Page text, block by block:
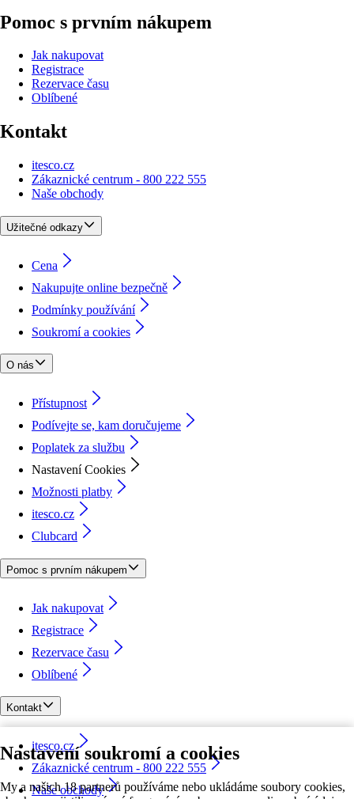
Nastavení soukromí a cookies
My a našich 18 partnerů používáme nebo ukládáme soubory cookies,
Pomoc s prvním nákupem
Jak nakupovat
Registrace
Rezervace času
Oblíbené
Kontakt
itesco.cz
Zákaznické centrum - 800 222 555
Naše obchody
Užitečné odkazy
Cena
Nakupujte online bezpečně
Podmínky používání
Soukromí a cookies
O nás
Přístupnost
Podívejte se, kam doručujeme
Poplatek za službu
Nastavení Cookies
Možnosti platby
itesco.cz
Clubcard
Pomoc s prvním nákupem
Jak nakupovat
Registrace
Rezervace času
Oblíbené
Kontakt
itesco.cz
Zákaznické centrum - 800 222 555
Naše obchody